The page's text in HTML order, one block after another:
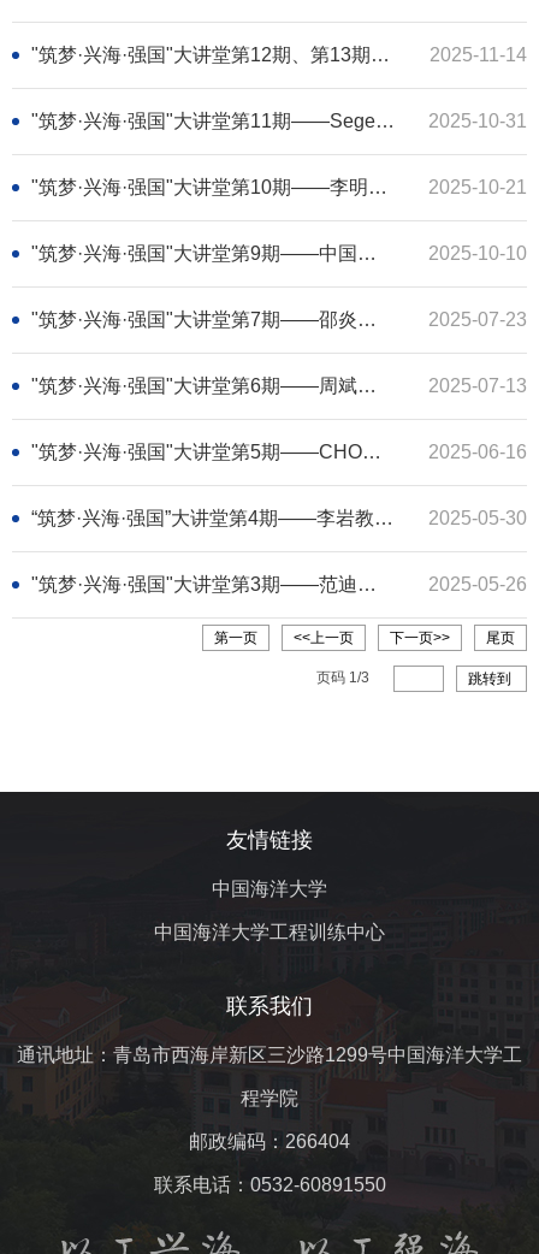
"筑梦·兴海·强国"大讲堂第12期、第13期——Bentley软件孟文总监介绍海洋能源开发与结构设计技术 2025-11-14
"筑梦·兴海·强国"大讲堂第11期——Segen Farid Estefen院士与Milad Shadman教授介绍海洋可再生能源利用与未来发展方向 2025-10-31
"筑梦·兴海·强国"大讲堂第10期——李明华研究员介绍航天系统工程实践与系统思维 2025-10-21
"筑梦·兴海·强国"大讲堂第9期——中国船级社李林斌主任介绍海洋工程概论以及海工结构标准规范 2025-10-10
"筑梦·兴海·强国"大讲堂第7期——邵炎林副教授介绍人工养殖海带波流耦合水动力的研究进展 2025-07-23
"筑梦·兴海·强国"大讲堂第6期——周斌珍教授介绍水波动力学与海洋能应用的技术进展 2025-07-13
"筑梦·兴海·强国"大讲堂第5期——CHOO Yoo Sang 教授介绍海上结构建造与安装的研究与应用的技术进展 2025-06-16
“筑梦·兴海·强国”大讲堂第4期——李岩教授畅谈风电叶片结冰防护研究 2025-05-30
"筑梦·兴海·强国"大讲堂第3期——范迪夏教授介绍深海探测装备的技术进展 2025-05-26
第一页 <<上一页 下一页>> 尾页
页码 1/3 跳转到
友情链接
中国海洋大学
中国海洋大学工程训练中心
联系我们
通讯地址：青岛市西海岸新区三沙路1299号中国海洋大学工
程学院
邮政编码：266404
联系电话：0532-60891550